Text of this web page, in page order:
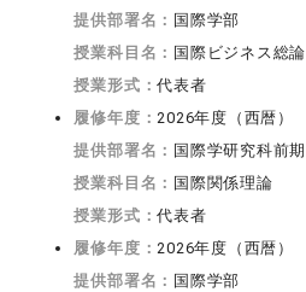
提供部署名： 国際学部
授業科目名： 国際ビジネス総論
授業形式：代表者
履修年度：2026年度（西暦）
提供部署名： 国際学研究科前期
授業科目名： 国際関係理論
授業形式：代表者
履修年度：2026年度（西暦）
提供部署名： 国際学部